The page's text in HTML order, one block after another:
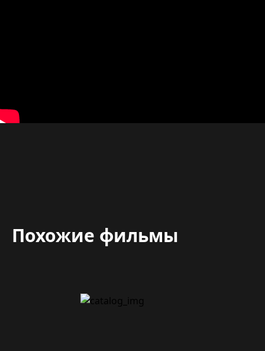
Похожие фильмы